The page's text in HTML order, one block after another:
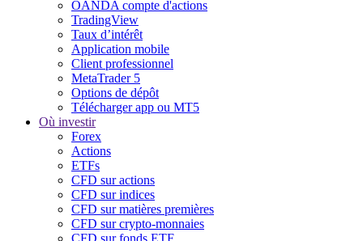
OANDA compte d'actions
TradingView
Taux d’intérêt
Application mobile
Client professionnel
MetaTrader 5
Options de dépôt
Télécharger app ou MT5
Où investir
Forex
Actions
ETFs
CFD sur actions
CFD sur indices
CFD sur matières premières
CFD sur crypto-monnaies
CFD sur fonds ETF